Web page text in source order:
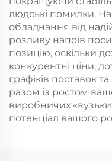
людські помилки.
обладнання від
розливу напоїв
позицію, оскільки
конкурентні ціни,
графіків поставок
разом із ростом
виробничих
потенціал вашого